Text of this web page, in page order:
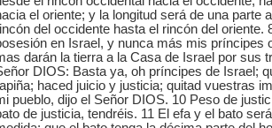
el oriente; y la longitud será de una parte
del occidente hasta el rincón del oriente.
en Israel, y nunca más mis príncipes
darán la tierra a la Casa de Israel por sus
DIOS: Basta ya, oh príncipes de Israel;
haced juicio y justicia; quitad vuestras
pueblo, dijo el Señor DIOS. 10 Peso de
de justicia, tendréis. 11 El efa y el bato